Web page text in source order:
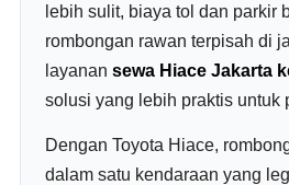
lebih sulit, biaya tol dan parkir
rombongan rawan terpisah di
layanansewa Hiace Jakarta
solusi yang lebih praktis untuk
Dengan Toyota Hiace,
dalam satu kendaraan yang